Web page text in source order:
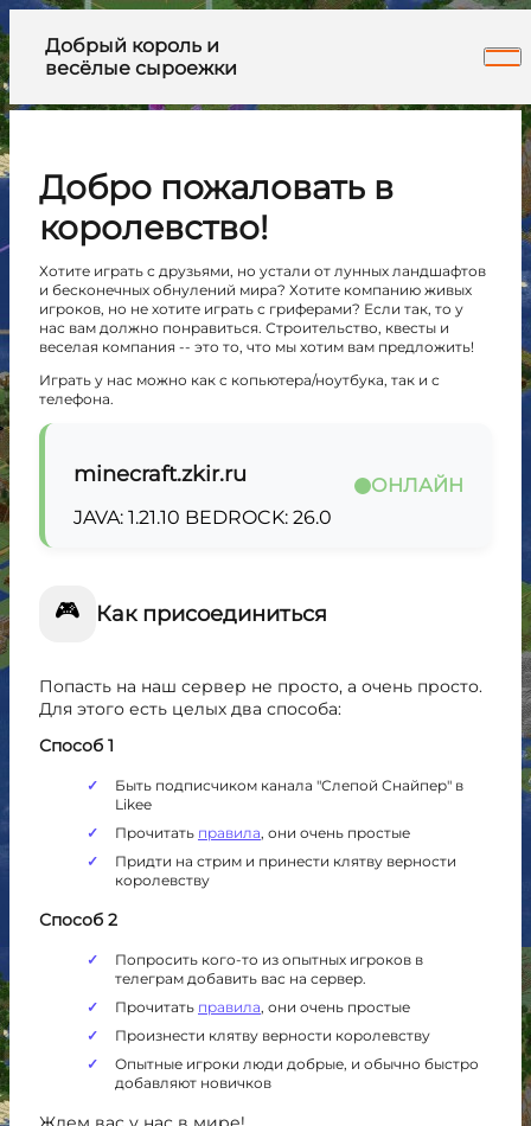
Добрый король и
весёлые сыроежки
Добро пожаловать в
королевство!
Хотите играть с друзьями, но устали от лунных ландшафтов
и бесконечных обнулений мира? Хотите компанию живых
игроков, но не хотите играть с гриферами? Если так, то у
нас вам должно понравиться. Строительство, квесты и
веселая компания -- это то, что мы хотим вам предложить!
Играть у нас можно как с копьютера/ноутбука, так и с
телефона.
minecraft.zkir.ru
JAVA: 1.21.10 BEDROCK: 26.0
ОНЛАЙН
🎮 Как присоединиться
Попасть на наш сервер не просто, а очень просто.
Для этого есть целых два способа:
Способ 1
Быть подписчиком канала "Слепой Снайпер" в
Likee
Прочитать правила, они очень простые
Придти на стрим и принести клятву верности
королевству
Способ 2
Попросить кого-то из опытных игроков в
телеграм добавить вас на сервер.
Прочитать правила, они очень простые
Произнести клятву верности королевству
Опытные игроки люди добрые, и обычно быстро
добавляют новичков